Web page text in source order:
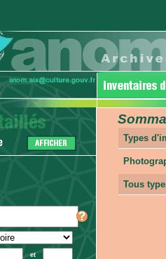
et
Types
Tous